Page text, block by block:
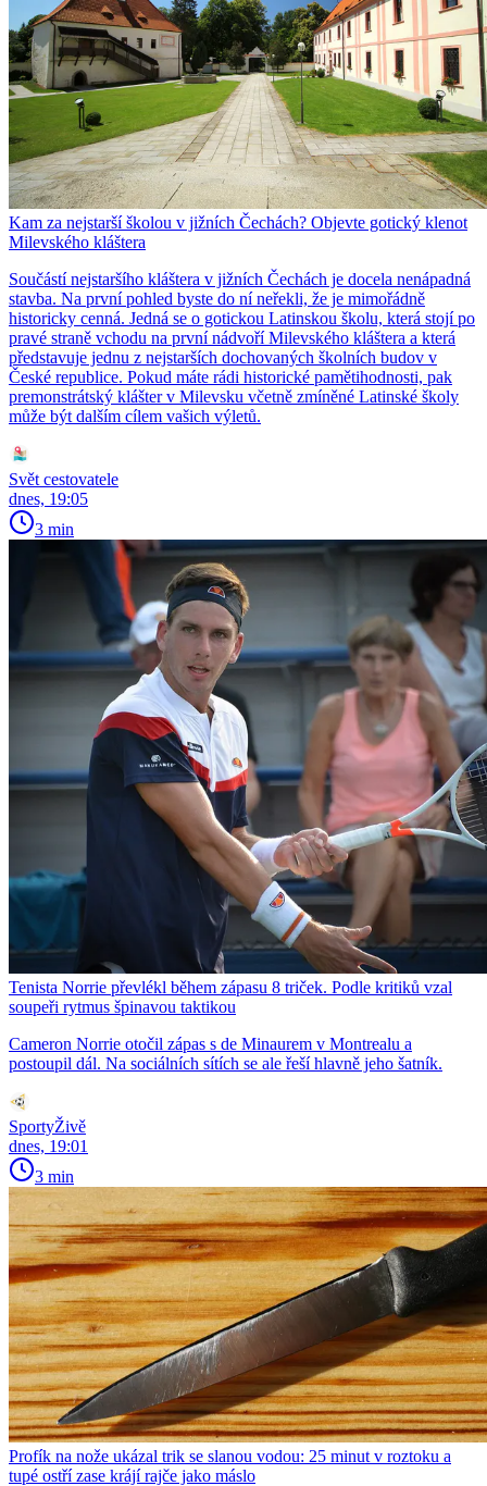
Kam za nejstarší školou v jižních Čechách? Objevte gotický klenot
Milevského kláštera
Součástí nejstaršího kláštera v jižních Čechách je docela nenápadná
stavba. Na první pohled byste do ní neřekli, že je mimořádně
historicky cenná. Jedná se o gotickou Latinskou školu, která stojí po
pravé straně vchodu na první nádvoří Milevského kláštera a která
představuje jednu z nejstarších dochovaných školních budov v
České republice. Pokud máte rádi historické pamětihodnosti, pak
premonstrátský klášter v Milevsku včetně zmíněné Latinské školy
může být dalším cílem vašich výletů.
Svět cestovatele
dnes, 19:05
3 min
Tenista Norrie převlékl během zápasu 8 triček. Podle kritiků vzal
soupeři rytmus špinavou taktikou
Cameron Norrie otočil zápas s de Minaurem v Montrealu a
postoupil dál. Na sociálních sítích se ale řeší hlavně jeho šatník.
SportyŽivě
dnes, 19:01
3 min
Profík na nože ukázal trik se slanou vodou: 25 minut v roztoku a
tupé ostří zase krájí rajče jako máslo